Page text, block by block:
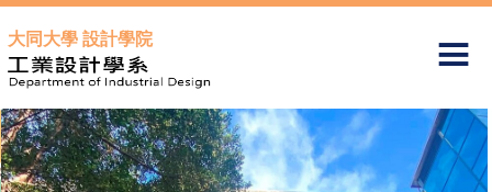
到
主
要
內
容
區
大同大學 設計學院